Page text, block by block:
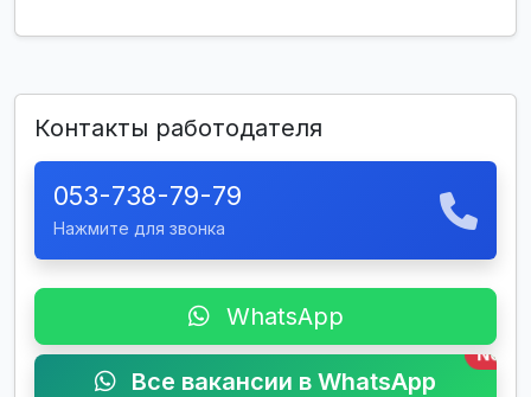
Контакты работодателя
053-738-79-79
Нажмите для звонка
WhatsApp
Все вакансии в WhatsApp
New